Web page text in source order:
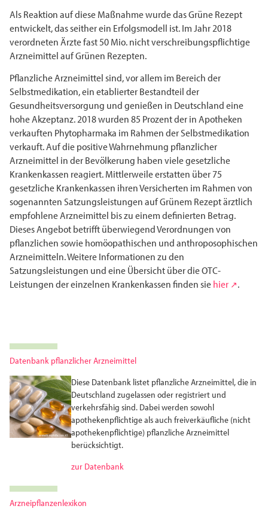
Als Reaktion auf diese Maßnahme wurde das Grüne Rezept
entwickelt, das seither ein Erfolgsmodell ist. Im Jahr 2018
verordneten Ärzte fast 50 Mio. nicht verschreibungspflichtige
Arzneimittel auf Grünen Rezepten.
Pflanzliche Arzneimittel sind, vor allem im Bereich der
Selbstmedikation, ein etablierter Bestandteil der
Gesundheitsversorgung und genießen in Deutschland eine
hohe Akzeptanz. 2018 wurden 85 Prozent der in Apotheken
verkauften Phytopharmaka im Rahmen der Selbstmedikation
verkauft. Auf die positive Wahrnehmung pflanzlicher
Arzneimittel in der Bevölkerung haben viele gesetzliche
Krankenkassen reagiert. Mittlerweile erstatten über 75
gesetzliche Krankenkassen ihren Versicherten im Rahmen von
sogenannten Satzungsleistungen auf Grünem Rezept ärztlich
empfohlene Arzneimittel bis zu einem definierten Betrag.
Dieses Angebot betrifft überwiegend Verordnungen von
pflanzlichen sowie homöopathischen und anthroposophischen
Arzneimitteln. Weitere Informationen zu den
Satzungsleistungen und eine Übersicht über die OTC-
Leistungen der einzelnen Krankenkassen finden siehier .
Datenbank pflanzlicher Arzneimittel
Diese Datenbank listet pflanzliche Arzneimittel, die in
Deutschland zugelassen oder registriert und
verkehrsfähig sind. Dabei werden sowohl
apothekenpflichtige als auch freiverkäufliche (nicht
apotheken­pflichtige) pflanzliche Arzneimittel
berücksichtigt.
zur Datenbank
Arzneipflanzenlexikon